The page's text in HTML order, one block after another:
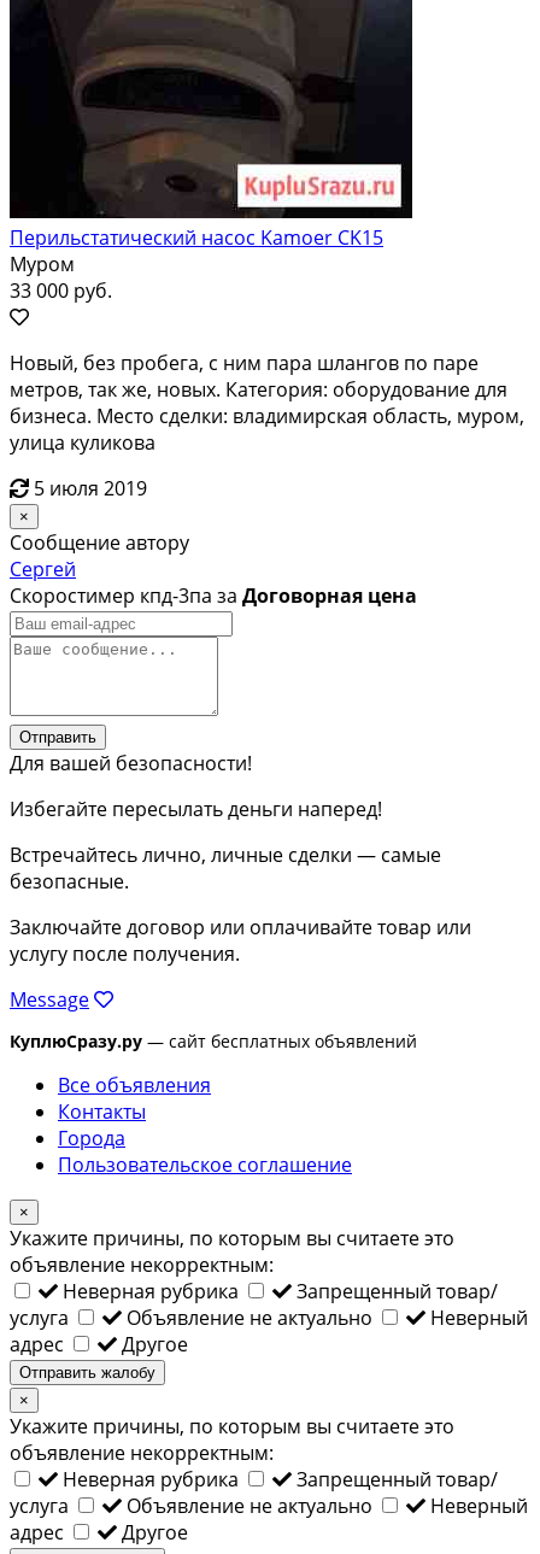
Перильстатический насос Kamoer CK15
Муром
33 000 руб.
Новый, без пробега, с ним пара шлангов по паре
метров, так же, новых. Категория: оборудование для
бизнеса. Место сделки: владимирская область, муром,
улица куликова
5 июля 2019
×
Сообщение автору
Сергей
Скоростимер кпд-3па за Договорная цена
Отправить
Для вашей безопасности!
Избегайте пересылать деньги наперед!
Встречайтесь лично, личные сделки — самые
безопасные.
Заключайте договор или оплачивайте товар или
услугу после получения.
Message
КуплюСразу.ру — сайт бесплатных объявлений
Все объявления
Контакты
Города
Пользовательское соглашение
×
Укажите причины, по которым вы считаете это
объявление некорректным:
Неверная рубрика
Запрещенный товар/
услуга
Объявление не актуально
Неверный
адрес
Другое
Отправить жалобу
×
Укажите причины, по которым вы считаете это
объявление некорректным:
Неверная рубрика
Запрещенный товар/
услуга
Объявление не актуально
Неверный
адрес
Другое